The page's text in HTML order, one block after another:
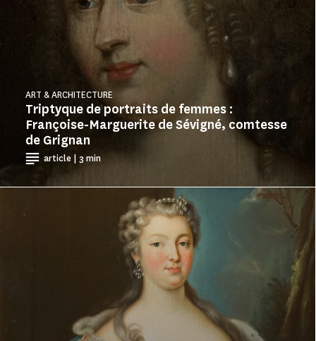
Triptyque de portraits de femmes :
Françoise-Marguerite de Sévigné, comtesse
de Grignan
ART & ARCHITECTURE
article | 3 min